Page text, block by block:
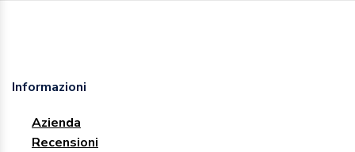
Informazioni
Azienda
Recensioni